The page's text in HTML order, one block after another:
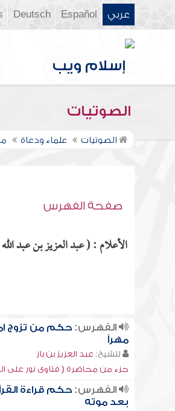
عربي Español
Deutsch
الصوتيات
الصوتيات علماء ودعاة
صفحة الفهرس
الأعلام : ( عبد العزيز بن عبد
الفهرس:حكم من تزوج
مهراً
للشيخ: عبد العزيز بن باز
جزء من محاضرة ( فتاوى نور على
الفهرس:حكم قراءة
بعد موته